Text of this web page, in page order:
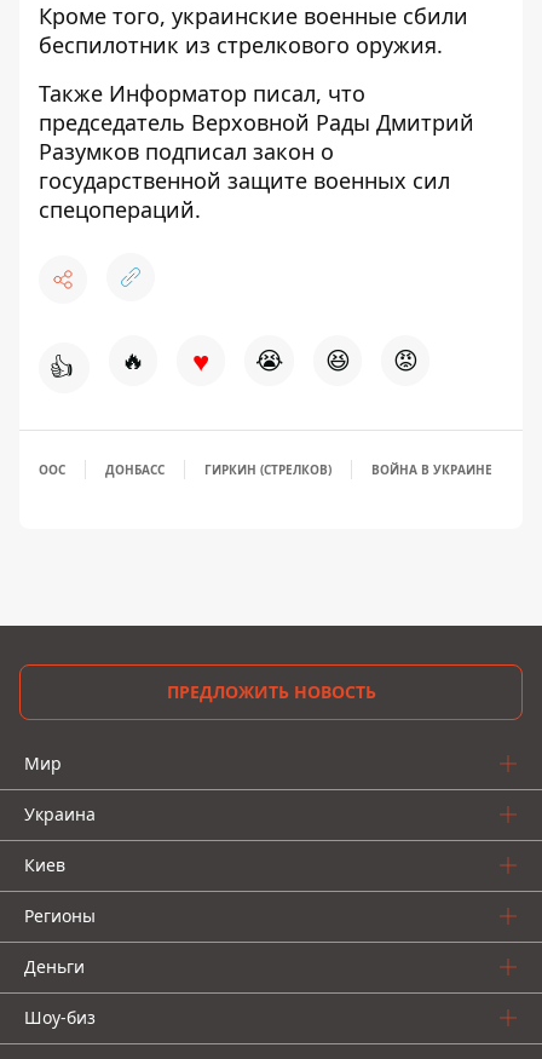
Кроме того, украинские военные сбили
беспилотник из стрелкового оружия.
Также Информатор писал, что
председатель Верховной Рады Дмитрий
Разумков подписал закон о
государственной защите военных сил
спецопераций.
👍 🔥 ♥ 😭 😆 😡
ООС ДОНБАСС ГИРКИН (СТРЕЛКОВ) ВОЙНА В УКРАИНЕ
ПРЕДЛОЖИТЬ НОВОСТЬ
Мир
Украина
Киев
Регионы
Деньги
Шоу-биз